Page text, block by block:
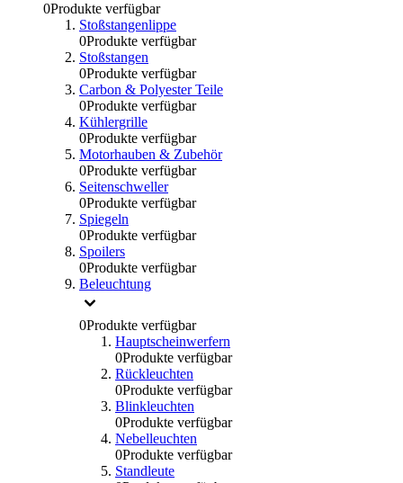
0Produkte verfügbar
Stoßstangenlippe
0Produkte verfügbar
Stoßstangen
0Produkte verfügbar
Carbon & Polyester Teile
0Produkte verfügbar
Kühlergrille
0Produkte verfügbar
Motorhauben & Zubehör
0Produkte verfügbar
Seitenschweller
0Produkte verfügbar
Spiegeln
0Produkte verfügbar
Spoilers
0Produkte verfügbar
Beleuchtung
0Produkte verfügbar
Hauptscheinwerfern
0Produkte verfügbar
Rückleuchten
0Produkte verfügbar
Blinkleuchten
0Produkte verfügbar
Nebelleuchten
0Produkte verfügbar
Standleute